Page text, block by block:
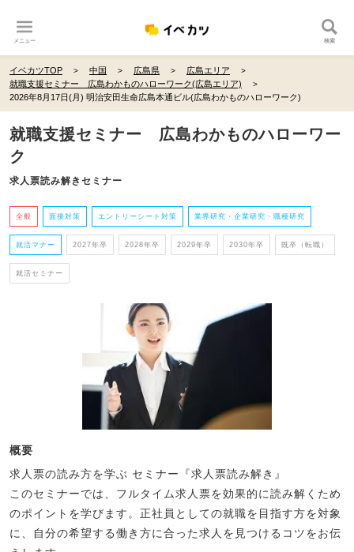
メニュー 検索
イベカツTOP 中国 広島県
広島エリア
就職支援セミナー 広島わかものハローワーク(広島エリア)
2026年8月17日(月) 明治安田生命広島本通ビル(広島わかものハローワーク)
就職支援セミナー 広島わかものハローワー
ク
求人票読み解きセミナー
全般 面接対策 エントリーシート対策 業界研究・企業研究・職種研究
就活マナー 2027年卒 2028年卒 2029年卒 2030年卒 既卒（転職）
就活セミナー
概要
求人票の読み方を学ぶ セミナー『求人票読み解き』
このセミナーでは、フルタイム求人票を効果的に読み解くため
のポイントを学びます。正社員としての就職を目指す方を対象
に、自分の希望する働き方に合った求人を見つけるコツをお伝